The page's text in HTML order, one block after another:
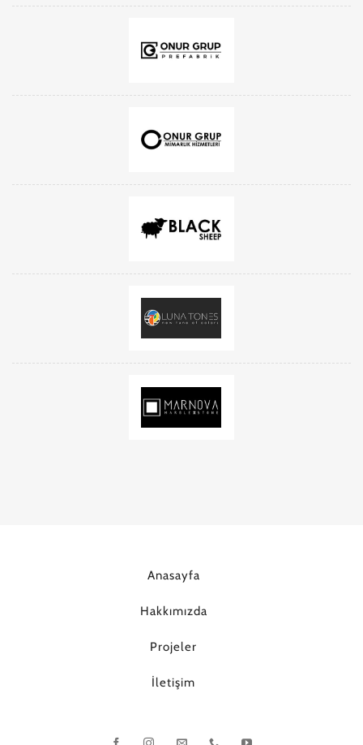
Anasayfa
Hakkımızda
Projeler
İletişim